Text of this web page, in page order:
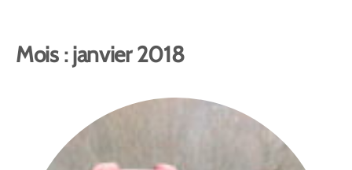
Mois :janvier 2018